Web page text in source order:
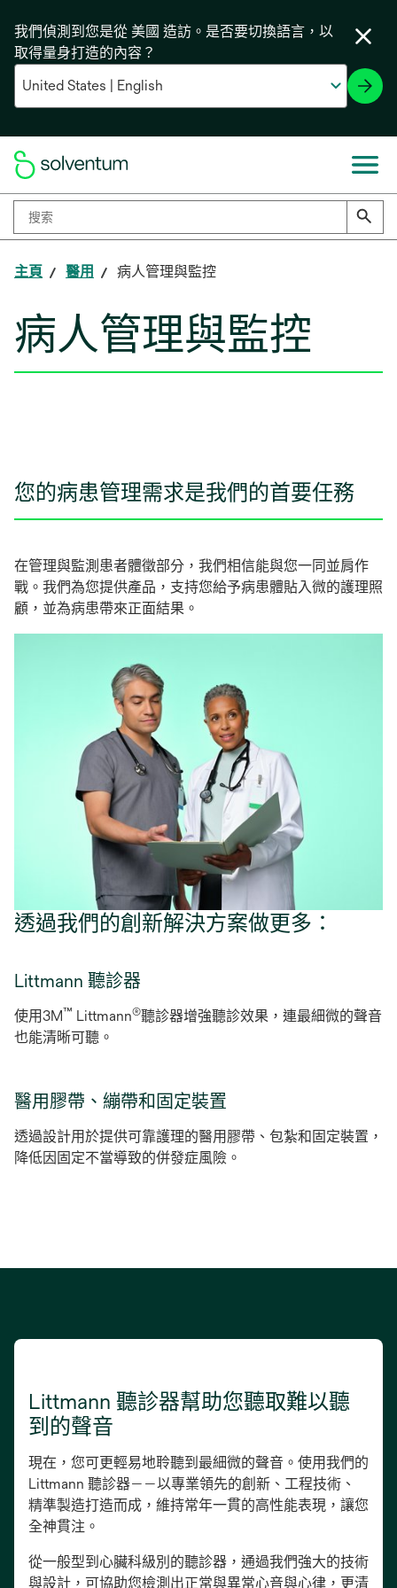
我們偵測到您是從 美國 造訪。是否要切換語言，以
取得量身打造的內容？
主頁 醫用 病人管理與監控
病人管理與監控
您的病患管理需求是我們的首要任務
在管理與監測患者體徵部分，我們相信能與您一同並肩作
戰。我們為您提供產品，支持您給予病患體貼入微的護理照
顧，並為病患帶來正面結果。
透過我們的創新解決方案做更多：
Littmann 聽診器
使用3M™ Littmann®聽診器增強聽診效果，連最細微的聲音
也能清晰可聽。
醫用膠帶、繃帶和固定裝置
透過設計用於提供可靠護理的醫用膠帶、包紮和固定裝置，
降低因固定不當導致的併發症風險。
Littmann 聽診器幫助您聽取難以聽
到的聲音
現在，您可更輕易地聆聽到最細微的聲音。使用我們的
Littmann 聽診器——以專業領先的創新、工程技術、
精準製造打造而成，維持常年一貫的高性能表現，讓您
全神貫注。
從一般型到心臟科級別的聽診器，通過我們強大的技術
與設計，可協助您檢測出正常與異常心音與心律，更清